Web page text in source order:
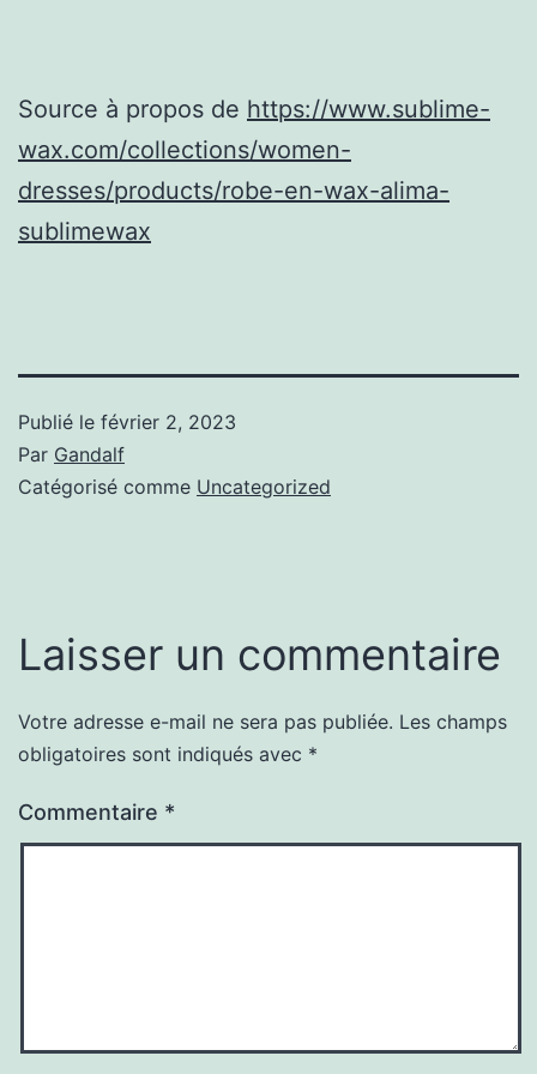
Source à propos de https://www.sublime-
wax.com/collections/women-
dresses/products/robe-en-wax-alima-
sublimewax
Publié le février 2, 2023
Par Gandalf
Catégorisé comme Uncategorized
Laisser un commentaire
Votre adresse e-mail ne sera pas publiée. Les champs
obligatoires sont indiqués avec *
Commentaire *